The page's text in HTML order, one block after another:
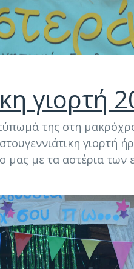
γιορτή
της στη
γιορτή
μας με τα αστέρια των